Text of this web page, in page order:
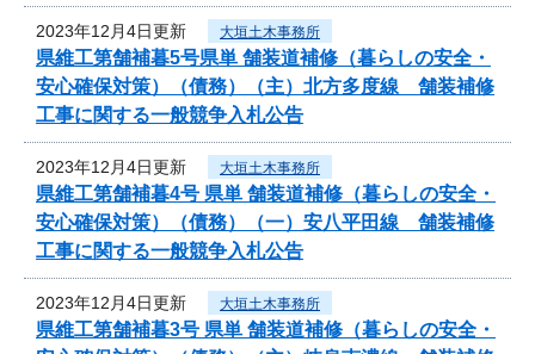
2023年12月4日更新 大垣土木事務所
県維工第舗補暮5号県単 舗装道補修（暮らしの安全・
安心確保対策）（債務）（主）北方多度線 舗装補修
工事に関する一般競争入札公告
2023年12月4日更新 大垣土木事務所
県維工第舗補暮4号 県単 舗装道補修（暮らしの安全・
安心確保対策）（債務）（一）安八平田線 舗装補修
工事に関する一般競争入札公告
2023年12月4日更新 大垣土木事務所
県維工第舗補暮3号 県単 舗装道補修（暮らしの安全・